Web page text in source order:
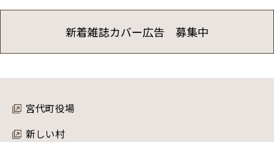
新着雑誌カバー広告 募集中
宮代町役場
新しい村